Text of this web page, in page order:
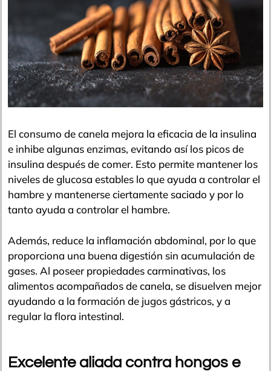
El consumo de canela mejora la eficacia de la insulina
e inhibe algunas enzimas, evitando así los picos de
insulina después de comer. Esto permite mantener los
niveles de glucosa estables lo que ayuda a controlar el
hambre y mantenerse ciertamente saciado y por lo
tanto ayuda a controlar el hambre.
Además, reduce la inflamación abdominal, por lo que
proporciona una buena digestión sin acumulación de
gases. Al poseer propiedades carminativas, los
alimentos acompañados de canela, se disuelven mejor
ayudando a la formación de jugos gástricos, y a
regular la flora intestinal.
Excelente aliada contra hongos e